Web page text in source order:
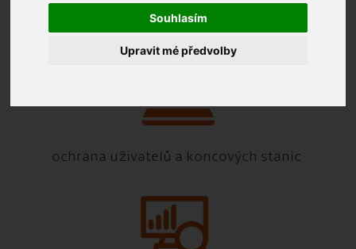
Souhlasím
Upravit mé předvolby
centrální zabezpečení sítě
ochrana uživatelů a koncových stanic